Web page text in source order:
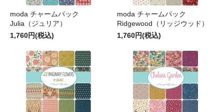
moda チャームパック
Julia（ジュリア）
1,760円(税込)
moda チャームパック
Ridgewood（リッジウッド）
1,760円(税込)